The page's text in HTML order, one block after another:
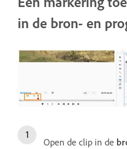
in de bron- en
Open de clip in de